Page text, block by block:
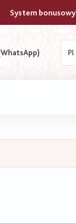
System bonusowy
Pl